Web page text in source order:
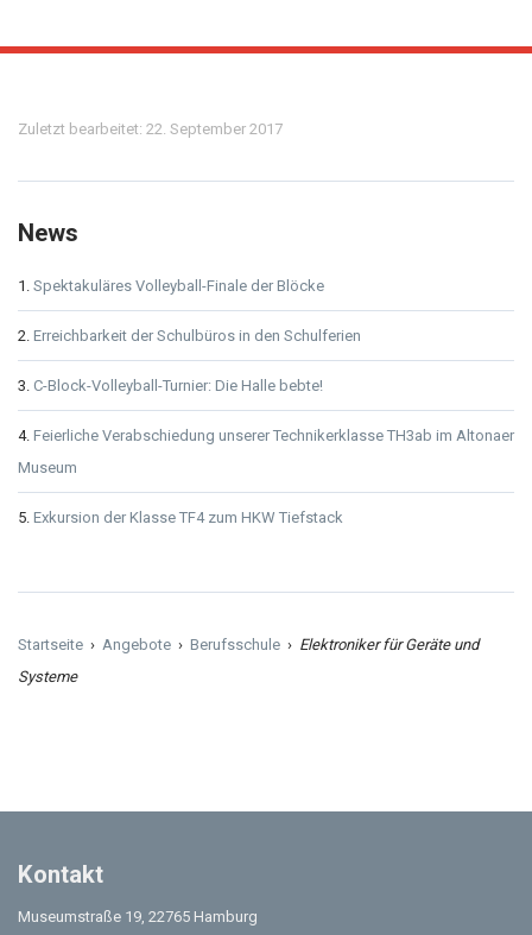
Meta
Zuletzt bearbeitet: 22. September 2017
News
Spektakuläres Volleyball-Finale der Blöcke
Erreichbarkeit der Schulbüros in den Schulferien
C-Block-Volleyball-Turnier: Die Halle bebte!
Feierliche Verabschiedung unserer Technikerklasse TH3ab im Altonaer
Museum
Exkursion der Klasse TF4 zum HKW Tiefstack
Startseite › Angebote › Berufsschule › Elektroniker für Geräte und
Systeme
Kontakt
Museumstraße 19, 22765 Hamburg